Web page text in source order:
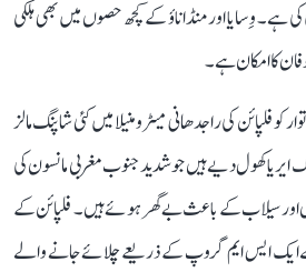
ہے۔ وِسایا اور منڈاناؤ کے کچھ حصوں میں بھی ہلکی
کا امکان ہے۔
فلپائن کی راجدھانی میٹرو منیلا میں کئی شاپنگ مالز
کھول دیے ہیں جو شدید جنوب مغربی مانسون کی
اور سیلاب کے باعث بے گھر ہوئے ہیں۔ فلپائن کے
ایس ایم گروپ کے ذریعے چلائے جانے والے